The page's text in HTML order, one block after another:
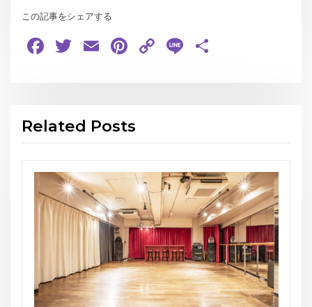
この記事をシェアする
Facebook
Twitter
EmailPinterest
Copy
Line
Related Posts
お知らせ
THE GEORGE’S SHOW WINTER
スタジオG-Box